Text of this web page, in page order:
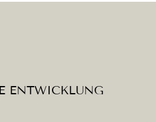
ENTWICKLUNG